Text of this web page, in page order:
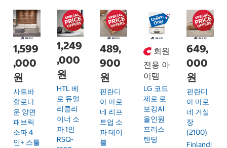
1,599
,000
원
사트바
할로다
운 양면
패브릭
소파 4
인+ 스툴
1,249
,000
원
HTL 베
로 듀얼
리클라
이너 소
파 1인
RSQ-
489,
900
원
핀란디
아 마로
네 리프
트업 소
파 테이
블
회원
전용 아
이템
LG 코드
제로 로
보킹AI
올인원
프리스
탠딩
649,
000
원
핀란디
아 마로
네 거실
장
(2100)
Finlandi